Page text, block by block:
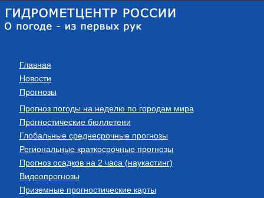
Главная
Новости
Прогнозы
Прогноз погоды на неделю по городам мира
Прогностические бюллетени
Глобальные среднесрочные прогнозы
Региональные краткосрочные прогнозы
Прогноз осадков на 2 часа (наукастинг)
Видеопрогнозы
Приземные прогностические карты